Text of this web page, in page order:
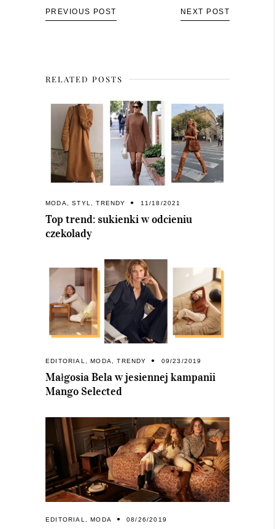
PREVIOUS POST NEXT POST
RELATED POSTS
MODA ,STYL ,TRENDY 11/18/2021
Top trend: sukienki w odcieniu
czekolady
EDITORIAL ,MODA ,TRENDY 09/23/2019
Małgosia Bela w jesiennej kampanii
Mango Selected
EDITORIAL ,MODA 08/26/2019